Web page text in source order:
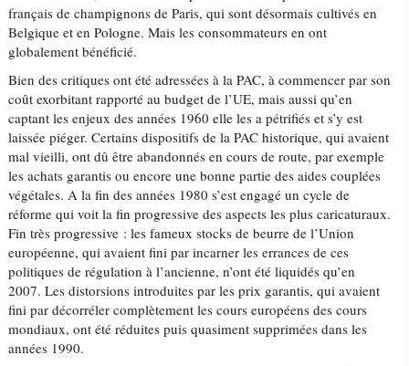
français de champignons de Paris, qui sont désormais cultivés en
Belgique et en Pologne. Mais les consommateurs en ont
globalement bénéficié.
Bien des critiques ont été adressées à la PAC, à commencer par son
coût exorbitant rapporté au budget de l’UE, mais aussi qu’en
captant les enjeux des années 1960 elle les a pétrifiés et s’y est
laissée piéger. Certains dispositifs de la PAC historique, qui avaient
mal vieilli, ont dû être abandonnés en cours de route, par exemple
les achats garantis ou encore une bonne partie des aides couplées
végétales. A la fin des années 1980 s’est engagé un cycle de
réforme qui voit la fin progressive des aspects les plus caricaturaux.
Fin très progressive : les fameux stocks de beurre de l’Union
européenne, qui avaient fini par incarner les errances de ces
politiques de régulation à l’ancienne, n’ont été liquidés qu’en
2007. Les distorsions introduites par les prix garantis, qui avaient
fini par décorréler complètement les cours européens des cours
mondiaux, ont été réduites puis quasiment supprimées dans les
années 1990.